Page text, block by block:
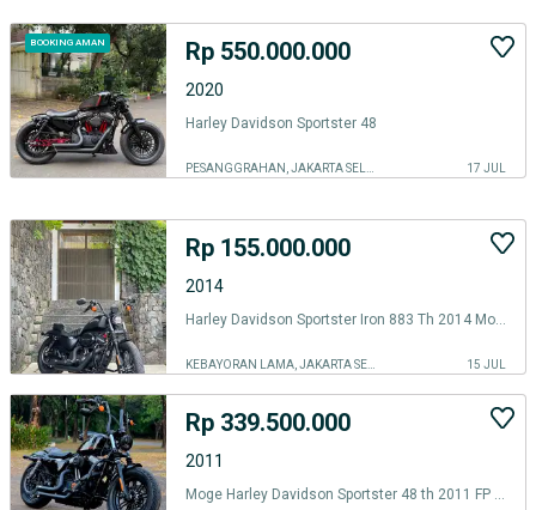
BOOKING AMAN Rp 550.000.000
2020
Harley Davidson Sportster 48
17 JUL
Rp 155.000.000
2014
Harley Davidson Sportster Iron 883 Th 2014 Moge Jos Mulus
15 JUL
Rp 339.500.000
2011
Moge Harley Davidson Sportster 48 th 2011 FP Mabua Like New Siap Gas